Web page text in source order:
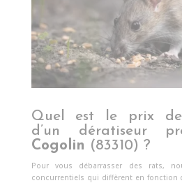
Quel est le prix de
d’un dératiseur
Cogolin (83310) ?
Pour vous débarrasser des rats,
concurrentiels qui diffèrent en fonction